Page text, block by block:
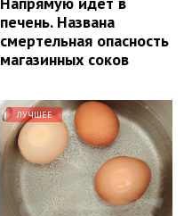
печень. Названа
смертельная опасность
магазинных соков
ЛУЧШЕЕ